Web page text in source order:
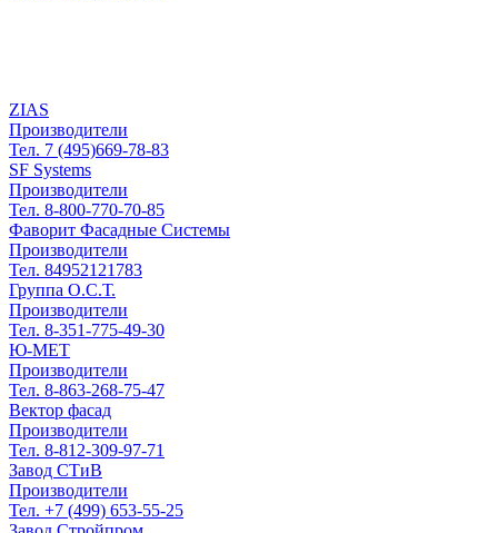
ZIAS
Производители
Тел. 7 (495)669-78-83
SF Systems
Производители
Тел. 8-800-770-70-85
Фаворит Фасадные Системы
Производители
Тел. 84952121783
Группа О.С.Т.
Производители
Тел. 8-351-775-49-30
Ю-МЕТ
Производители
Тел. 8-863-268-75-47
Вектор фасад
Производители
Тел. 8-812-309-97-71
Завод СТиВ
Производители
Тел. +7 (499) 653-55-25